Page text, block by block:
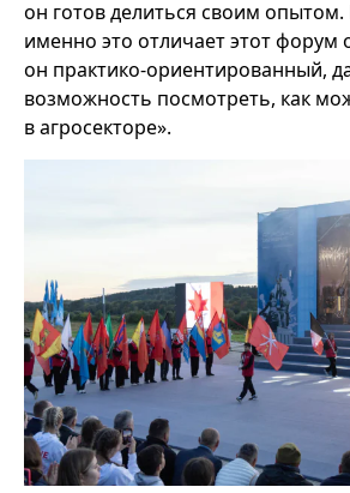
он готов делиться своим
именно это отличает этот форум
он практико-ориентированный,
возможность посмотреть, как
в агросекторе».